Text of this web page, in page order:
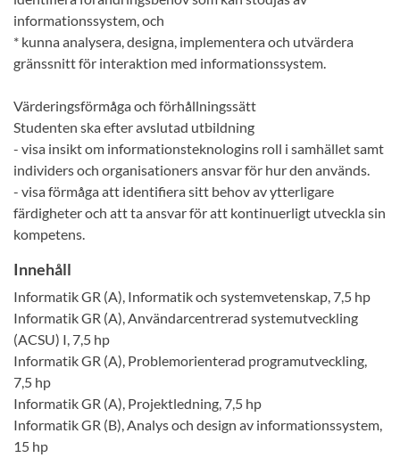
informationssystem, och
* kunna analysera, designa, implementera och utvärdera
gränssnitt för interaktion med informationssystem.
Värderingsförmåga och förhållningssätt
Studenten ska efter avslutad utbildning
- visa insikt om informationsteknologins roll i samhället samt
individers och organisationers ansvar för hur den används.
- visa förmåga att identifiera sitt behov av ytterligare
färdigheter och att ta ansvar för att kontinuerligt utveckla sin
kompetens.
Innehåll
Informatik GR (A), Informatik och systemvetenskap, 7,5 hp
Informatik GR (A), Användarcentrerad systemutveckling
(ACSU) I, 7,5 hp
Informatik GR (A), Problemorienterad programutveckling,
7,5 hp
Informatik GR (A), Projektledning, 7,5 hp
Informatik GR (B), Analys och design av informationssystem,
15 hp